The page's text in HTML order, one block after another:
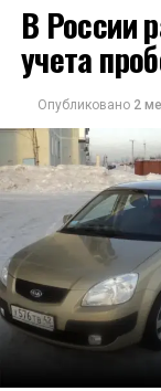
В России
учета
Опубликовано 2